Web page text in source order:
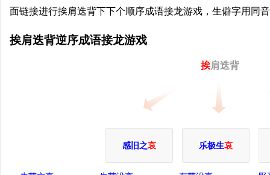
面链接进行挨肩迭背下下个顺序成语接龙游戏，生僻字用同
挨肩迭背逆序成语接龙游戏
挨肩迭背
感旧之哀 乐极生哀